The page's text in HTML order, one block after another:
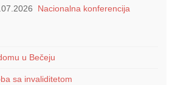
Nacionalna konferencija
u Bečeju
sa invaliditetom